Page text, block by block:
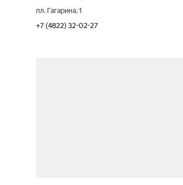
пл. Гагарина, 1
+7 (4822) 32-02-27